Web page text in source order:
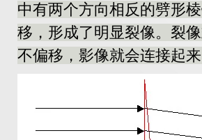
中有两个方向相反的劈形
移，形成了明显裂像。裂
不偏移，影像就会连接起来